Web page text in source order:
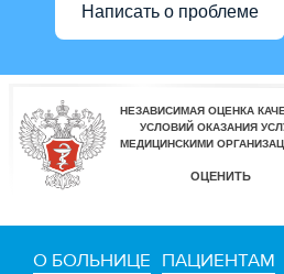
Написать о проблеме
О БОЛЬНИЦЕ ПАЦИЕНТАМ